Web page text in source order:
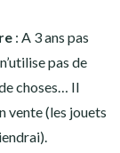
: A 3 ans pas
pas de
choses… Il
vente (les jouets